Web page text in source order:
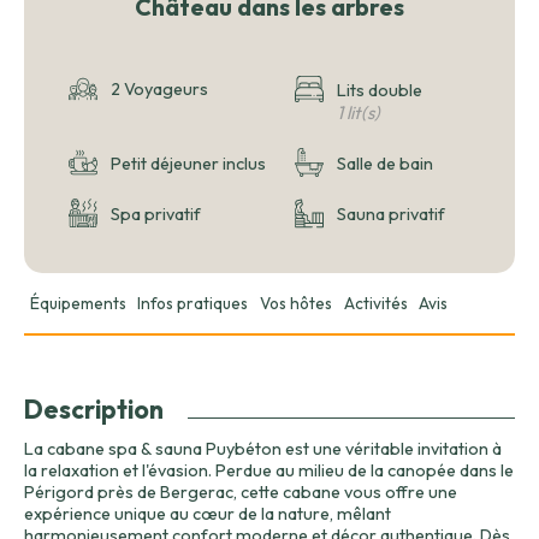
Château dans les arbres
2 Voyageurs Lits double
1 lit(s)
Petit déjeuner inclus Salle de bain
Spa privatif Sauna privatif
Équipements Infos pratiques Vos hôtes Activités Avis
Description
La cabane spa & sauna Puybéton est une véritable invitation à
la relaxation et l'évasion. Perdue au milieu de la canopée dans le
Périgord près de Bergerac, cette cabane vous offre une
expérience unique au cœur de la nature, mêlant